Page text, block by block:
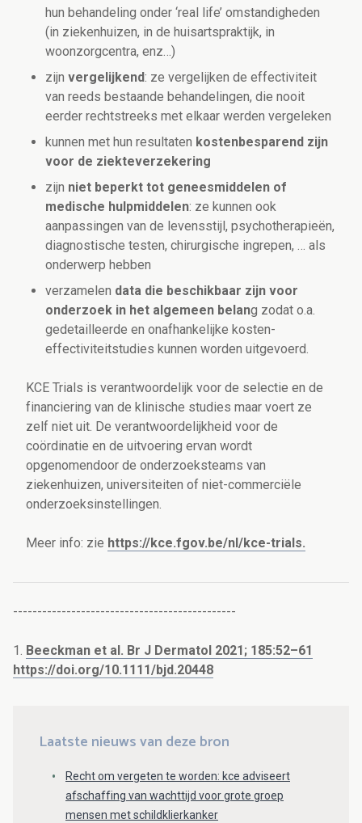
hun behandeling onder ‘real life’ omstandigheden
(in ziekenhuizen, in de huisartspraktijk, in
woonzorgcentra, enz…)
zijn vergelijkend: ze vergelijken de effectiviteit
van reeds bestaande behandelingen, die nooit
eerder rechtstreeks met elkaar werden vergeleken
kunnen met hun resultaten kostenbesparend zijn
voor de ziekteverzekering
zijn niet beperkt tot geneesmiddelen of
medische hulpmiddelen: ze kunnen ook
aanpassingen van de levensstijl, psychotherapieën,
diagnostische testen, chirurgische ingrepen, … als
onderwerp hebben
verzamelen data die beschikbaar zijn voor
onderzoek in het algemeen belang zodat o.a.
gedetailleerde en onafhankelijke kosten-
effectiviteitstudies kunnen worden uitgevoerd.
KCE Trials is verantwoordelijk voor de selectie en de
financiering van de klinische studies maar voert ze
zelf niet uit. De verantwoordelijkheid voor de
coördinatie en de uitvoering ervan wordt
opgenomendoor de onderzoeksteams van
ziekenhuizen, universiteiten of niet-commerciële
onderzoeksinstellingen.
Meer info: zie https://kce.fgov.be/nl/kce-trials.
----------------------------------------------
1. Beeckman et al. Br J Dermatol 2021; 185:52–61
https://doi.org/10.1111/bjd.20448
Laatste nieuws van deze bron
Recht om vergeten te worden: kce adviseert
afschaffing van wachttijd voor grote groep
mensen met schildklierkanker